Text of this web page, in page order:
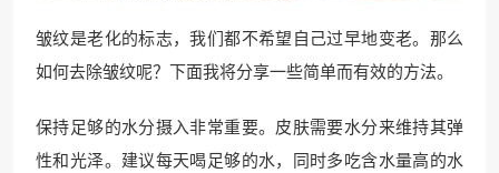
皱纹是老化的标志，我们都不希望自己过早地变老。那么
如何去除皱纹呢？下面我将分享一些简单而有效的方法。
保持足够的水分摄入非常重要。皮肤需要水分来维持其弹
性和光泽。建议每天喝足够的水，同时多吃含水量高的水